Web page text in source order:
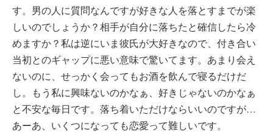
す。男の人に質問なんですが好きな人を落とすまでが楽
しいのでしょうか？相手が自分に落ちたと確信したら冷
めますか？私は逆にいま彼氏が大好きなので、付き合い
当初とのギャップに悪い意味で驚いてます。あまり会え
ないのに、せっかく会ってもお酒を飲んで寝るだけだ
し。もう私に興味ないのかなぁ、好きじゃないのかなぁ
と不安な毎日です。落ち着いただけならいいのですが…
あーあ、いくつになっても恋愛って難しいです。